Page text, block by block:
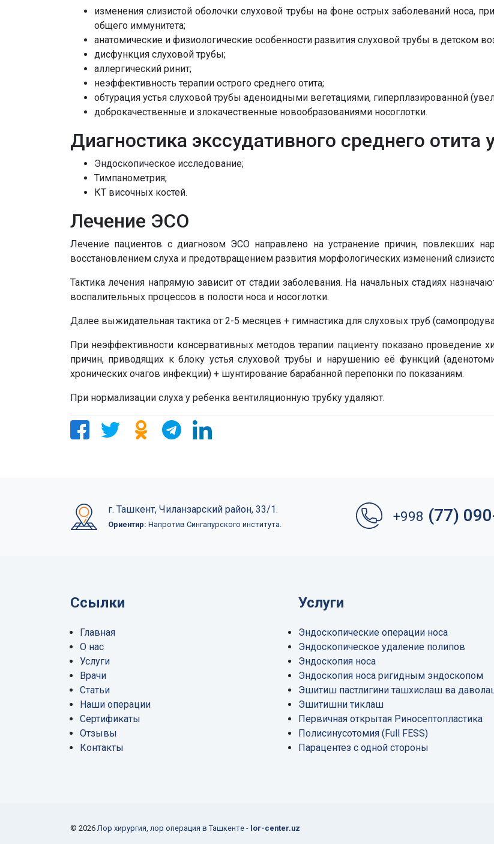
изменения слизистой оболочки слуховой трубы на фоне острых заболеваний носа,
общего иммунитета;
анатомические и физиологические особенности развития слуховой трубы в детском
дисфункция слуховой трубы;
аллергический ринит;
неэффективность терапии острого среднего отита;
обтурация устья слуховой трубы аденоидными вегетациями, гиперплазированной
доброкачественные и злокачественные новообразованиями носоглотки.
Диагностика экссудативного среднего отита
Эндоскопическое исследование;
Тимпанометрия;
КТ височных костей.
Лечение ЭСО
Лечение пациентов с диагнозом ЭСО направлено на устранение причин, повлекших
восстановлением слуха и предотвращением развития морфологических изменений
Тактика лечения напрямую зависит от стадии заболевания. На начальных стадиях
воспалительных процессов в полости носа и носоглотки.
Далее выжидательная тактика от 2-5 месяцев + гимнастика для слуховых труб
При неэффективности консервативных методов терапии пациенту показано проведение
причин, приводящих к блоку устья слуховой трубы и нарушению её функций
хронических очагов инфекции) + шунтирование барабанной перепонки по показаниям.
При нормализации слуха у ребенка вентиляционную трубку удаляют.
г. Ташкент, Чиланзарский район, 33/1.
Ориентир: Напротив Сингапурского института.
+998 (77)
Ссылки
Главная
О нас
Услуги
Врачи
Статьи
Наши операции
Сертификаты
Отзывы
Контакты
Услуги
Эндоскопические операции носа
Эндоскопическое удаление полипов
Эндоскопия носа
Эндоскопия носа ригидным эндоскопом
Эшитиш пастлигини ташхислаш ва
Эшитишни тиклаш
Первичная открытая Риносептопластика
Полисинусотомия (Full FESS)
Парацентез с одной стороны
© 2026 Лор хирургия, лор операция в Ташкенте - lor-center.uz